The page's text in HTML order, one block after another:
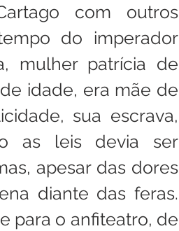
com outros
do imperador
mulher patrícia de
idade, era mãe de
sua escrava,
as leis devia ser
apesar das dores
diante das feras.
para o anfiteatro, de